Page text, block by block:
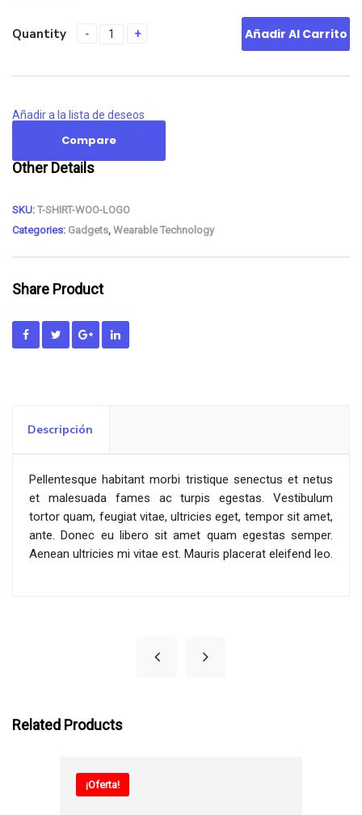
Quantity Añadir Al Carrito
Añadir a la lista de deseos
Compare
Other Details
SKU: T-SHIRT-WOO-LOGO
Categories: Gadgets, Wearable Technology
Share Product
Descripción
Pellentesque habitant morbi tristique senectus et netus
et malesuada fames ac turpis egestas. Vestibulum
tortor quam, feugiat vitae, ultricies eget, tempor sit amet,
ante. Donec eu libero sit amet quam egestas semper.
Aenean ultricies mi vitae est. Mauris placerat eleifend leo.
Related Products
¡Oferta!